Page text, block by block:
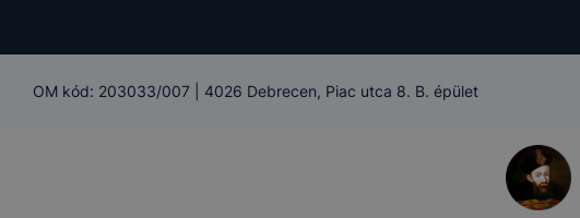
OM kód: 203033/007 4026 Debrecen, Piac utca 8. B. épület